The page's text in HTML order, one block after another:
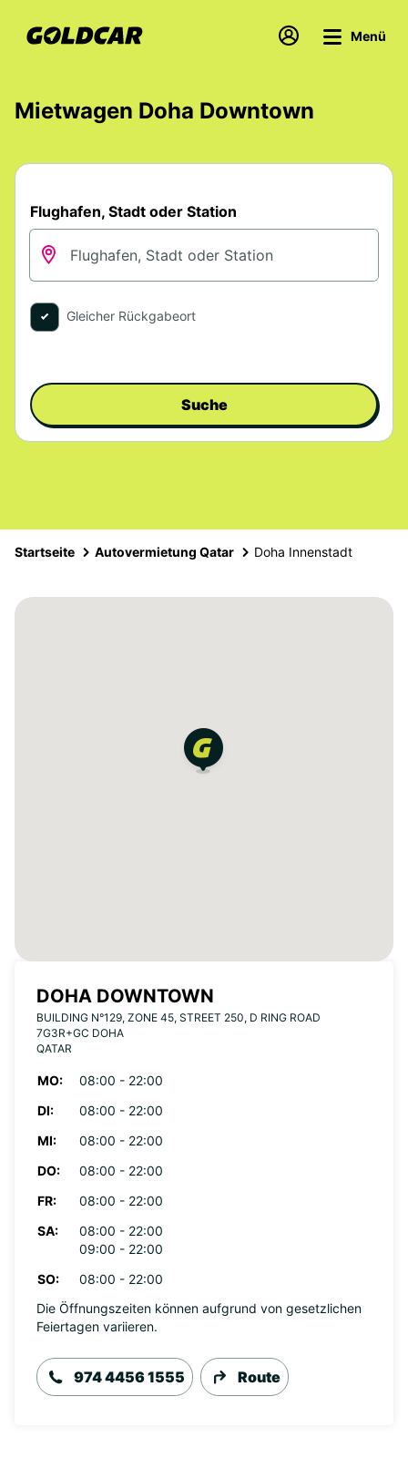
Menü
Mietwagen Doha Downtown
Flughafen, Stadt oder Station
Gleicher Rückgabeort
Suche
Startseite Autovermietung Qatar Doha Innenstadt
DOHA DOWNTOWN
BUILDING N°129, ZONE 45, STREET 250, D RING ROAD
7G3R+GC DOHA
QATAR
MO:
08:00 - 22:00
DI:
08:00 - 22:00
MI:
08:00 - 22:00
DO:
08:00 - 22:00
FR:
08:00 - 22:00
SA:
08:00 - 22:00
09:00 - 22:00
SO:
08:00 - 22:00
Die Öffnungszeiten können aufgrund von gesetzlichen
Feiertagen variieren.
974 4456 1555 Route